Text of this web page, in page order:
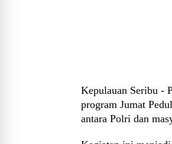
Kepulauan Seribu -
program Jumat
antara Polri dan